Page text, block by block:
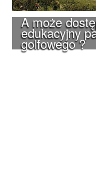
A może
edukacyjny
golfowego ?